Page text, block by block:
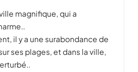
magnifique, qui a
il y a une surabondance de
ses plages, et dans la ville,